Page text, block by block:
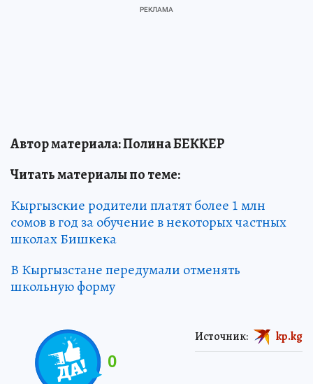
Автор материала: Полина БЕККЕР
Читать материалы по теме:
Кыргызские родители платят более 1 млн
сомов в год за обучение в некоторых частных
школах Бишкека
В Кыргызстане передумали отменять
школьную форму
0
Источник: kp.kg